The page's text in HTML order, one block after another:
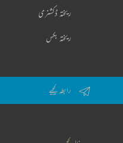
ریختہ ڈکشنری
ریختہ بکس
رابطہ کیجیے